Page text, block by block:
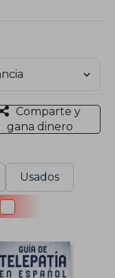
Comparte y
gana dinero
Usados